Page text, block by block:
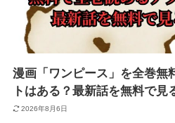
漫画「ワンピース」を全巻無
トはある？最新話を無料で見
2026年8月6日